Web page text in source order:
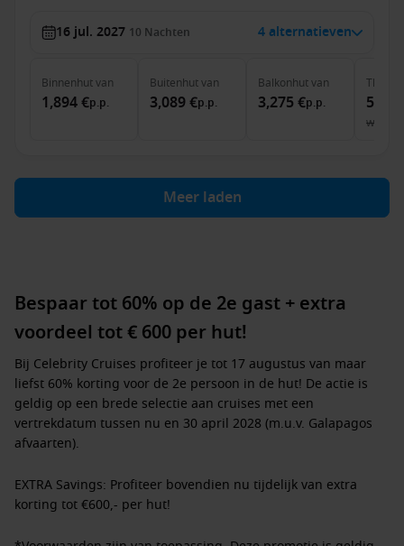
16 jul. 2027 10 Nachten 4 alternatieven
Binnenhutvan
1,894 €p.p.
Buitenhutvan
3,089 €p.p.
Balkonhutvan
3,275 €p.p.
The
was
Meer laden
Bespaar tot 60% op de 2e gast + extra
voordeel tot € 600 per hut!
Bij Celebrity Cruises profiteer je tot 17 augustus van maar
liefst 60% korting voor de 2e persoon in de hut! De actie is
geldig op een brede selectie aan cruises met een
vertrekdatum tussen nu en 30 april 2028 (m.u.v. Galapagos
afvaarten).
EXTRA Savings: Profiteer bovendien nu tijdelijk van extra
korting tot €600,- per hut!